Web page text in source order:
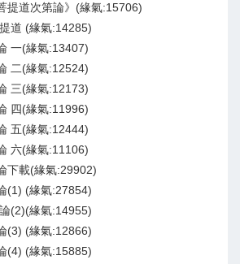
提道次第論》(緣氣:15706)
道 (緣氣:14285)
一(緣氣:13407)
二(緣氣:12524)
三(緣氣:12173)
四(緣氣:11996)
五(緣氣:12444)
六(緣氣:11106)
下載(緣氣:29902)
(1) (緣氣:27854)
(2)(緣氣:14955)
(3) (緣氣:12866)
(4) (緣氣:15885)